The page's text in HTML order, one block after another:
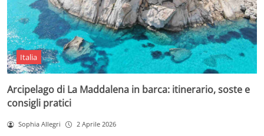
Italia
Arcipelago di La Maddalena in barca: itinerario, soste e
consigli pratici
Sophia Allegri 2 Aprile 2026